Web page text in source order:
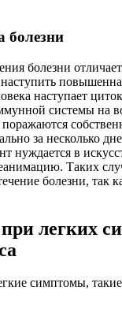
болезни
болезни
наступает
системы на
поражаются
за несколько
нуждается в
Таких
болезни, так
легких
симптомы,